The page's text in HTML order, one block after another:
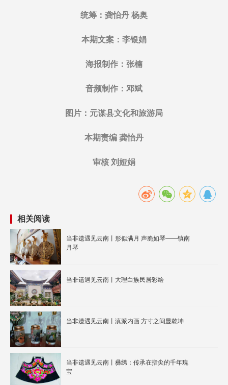
统筹：龚怡丹 杨奥
本期文案：李银娟
海报制作：张楠
音频制作：邓斌
图片：元谋县文化和旅游局
本期责编 龚怡丹
审核 刘娅娟
相关阅读
当非遗遇见云南丨形似满月 声脆如琴——镇南
月琴
当非遗遇见云南丨大理白族民居彩绘
当非遗遇见云南丨滇派内画 方寸之间显乾坤
当非遗遇见云南丨彝绣：传承在指尖的千年瑰
宝